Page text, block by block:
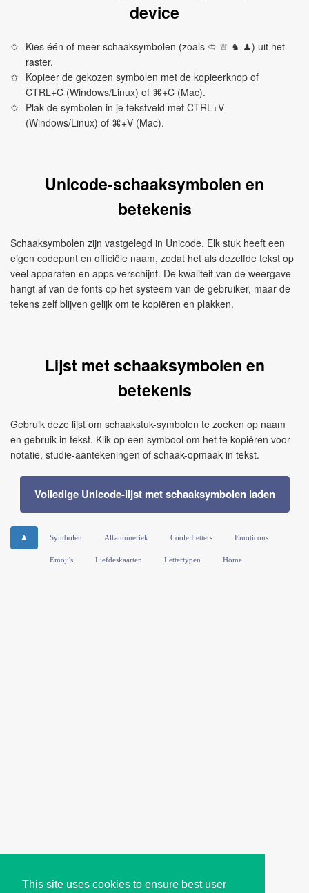
This site uses cookies to ensure best user
device
Kies één of meer schaaksymbolen (zoals ♔ ♕ ♞ ♟) uit het
raster.
Kopieer de gekozen symbolen met de kopieerknop of
CTRL+C (Windows/Linux) of ⌘+C (Mac).
Plak de symbolen in je tekstveld met CTRL+V
(Windows/Linux) of ⌘+V (Mac).
Unicode-schaaksymbolen en
betekenis
Schaaksymbolen zijn vastgelegd in Unicode. Elk stuk heeft een
eigen codepunt en officiële naam, zodat het als dezelfde tekst op
veel apparaten en apps verschijnt. De kwaliteit van de weergave
hangt af van de fonts op het systeem van de gebruiker, maar de
tekens zelf blijven gelijk om te kopiëren en plakken.
Lijst met schaaksymbolen en
betekenis
Gebruik deze lijst om schaakstuk-symbolen te zoeken op naam
en gebruik in tekst. Klik op een symbool om het te kopiëren voor
notatie, studie-aantekeningen of schaak-opmaak in tekst.
Volledige Unicode-lijst met schaaksymbolen laden
♟ Symbolen Alfanumeriek Coole Letters Emoticons
Emoji's Liefdeskaarten Lettertypen Home